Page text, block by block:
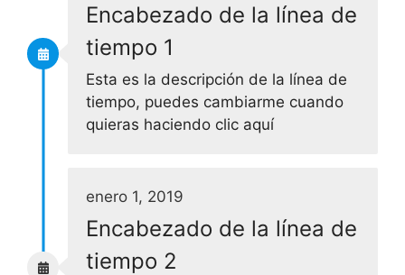
Encabezado de la línea de
tiempo 1
Esta es la descripción de la línea de
tiempo, puedes cambiarme cuando
quieras haciendo clic aquí
enero 1, 2019
Encabezado de la línea de
tiempo 2